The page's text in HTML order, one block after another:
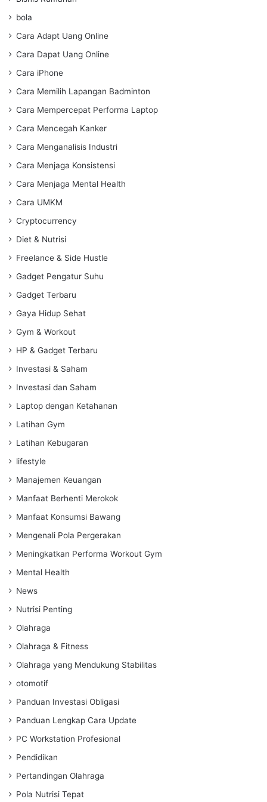
bola
Cara Adapt Uang Online
Cara Dapat Uang Online
Cara iPhone
Cara Memilih Lapangan Badminton
Cara Mempercepat Performa Laptop
Cara Mencegah Kanker
Cara Menganalisis Industri
Cara Menjaga Konsistensi
Cara Menjaga Mental Health
Cara UMKM
Cryptocurrency
Diet & Nutrisi
Freelance & Side Hustle
Gadget Pengatur Suhu
Gadget Terbaru
Gaya Hidup Sehat
Gym & Workout
HP & Gadget Terbaru
Investasi & Saham
Investasi dan Saham
Laptop dengan Ketahanan
Latihan Gym
Latihan Kebugaran
lifestyle
Manajemen Keuangan
Manfaat Berhenti Merokok
Manfaat Konsumsi Bawang
Mengenali Pola Pergerakan
Meningkatkan Performa Workout Gym
Mental Health
News
Nutrisi Penting
Olahraga
Olahraga & Fitness
Olahraga yang Mendukung Stabilitas
otomotif
Panduan Investasi Obligasi
Panduan Lengkap Cara Update
PC Workstation Profesional
Pendidikan
Pertandingan Olahraga
Pola Nutrisi Tepat